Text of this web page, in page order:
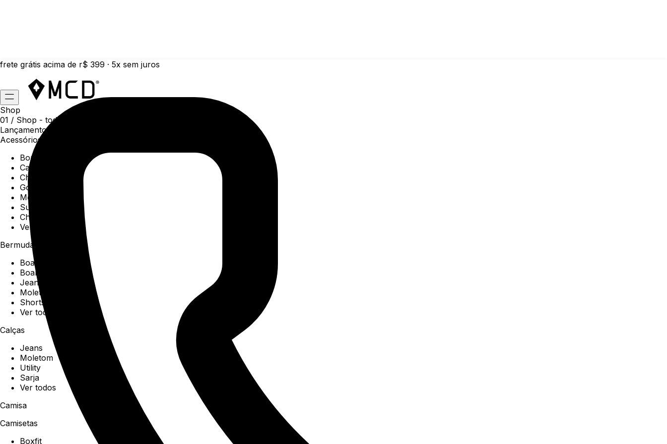
frete grátis acima de r$ 399 · 5x sem juros
Shop
01 / Shop - todas as categorias da coleção atual
Lançamentos da semana
Acessórios
Boné
Carteiras
Chaveiros
Gorros
Meias
Sunga
Chinelos
Ver todos
Bermudas
Boardshorts
Boardwalk
Jeans
Moletom
Shorts
Ver todos
Calças
Jeans
Moletom
Utility
Sarja
Ver todos
Camisa
Camisetas
Boxfit